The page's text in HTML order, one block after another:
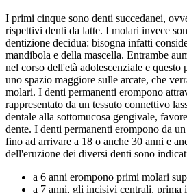
I primi cinque sono denti succedanei,
rispettivi denti da latte. I molari invece
dentizione decidua: bisogna infatti
mandibola e della mascella. Entrambe
nel corso dell'età adolescenziale e questo
uno spazio maggiore sulle arcate, che
molari. I denti permanenti erompono
rappresentato da un tessuto connettivo
dentale alla sottomucosa gengivale,
dente. I denti permanenti erompono da
fino ad arrivare a 18 o anche 30 anni e
dell'eruzione dei diversi denti sono
a 6 anni erompono primi molari
a 7 anni, gli incisivi centrali, prima